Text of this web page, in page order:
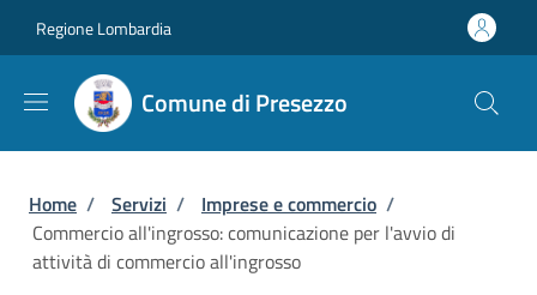
Regione Lombardia
Comune di Presezzo
Briciole di pane
Home / Servizi / Imprese e commercio /
Commercio all'ingrosso: comunicazione per l'avvio di
attività di commercio all'ingrosso